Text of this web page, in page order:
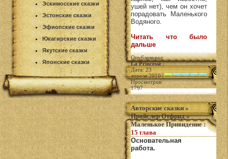
Эскимосские сказки
Эстонские сказки
Эфиопские сказки
Юкагирские сказки
Якутские сказки
Японские сказки
ушей нет), чем он хочет
порадовать Маленького
Водяного.
Читать что было
дальше
Опубликовал:
La Princesse|
Дата: 23
апреля 2010 |
Просмотров:
1797
Авторские сказки »
Пройслер Отфрид»
Маленькое Привидение:
15 глава
Основательная
работа.